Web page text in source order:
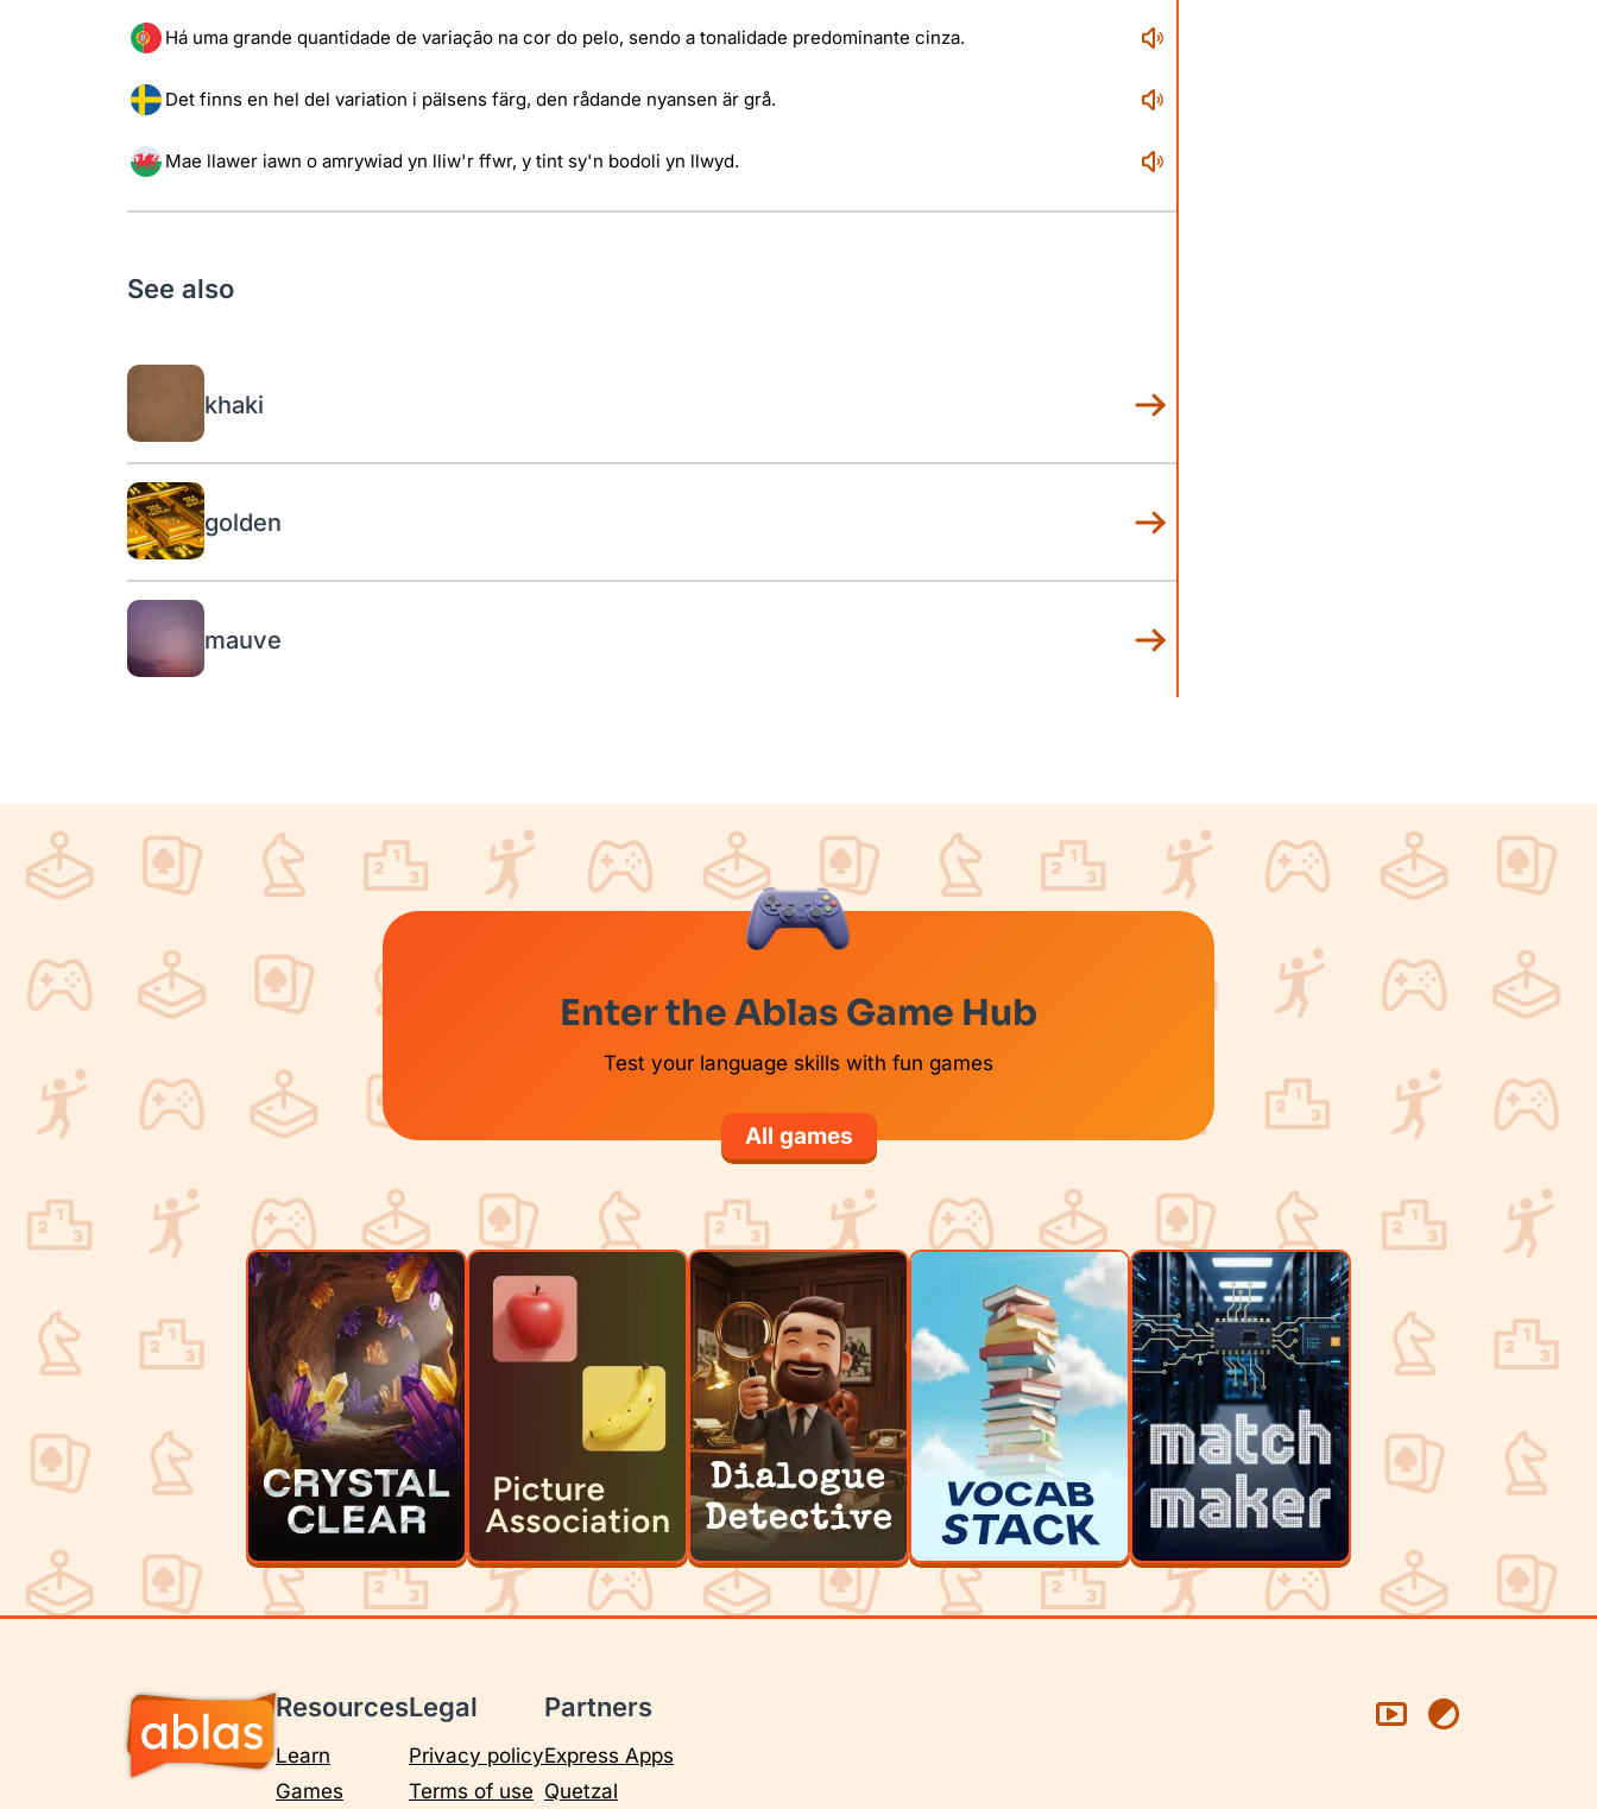
Há uma grande quantidade de variação na cor do pelo, sendo a tonalidade predominante cinza.
Det finns en hel del variation i pälsens färg, den rådande nyansen är grå.
Mae llawer iawn o amrywiad yn lliw'r ffwr, y tint sy'n bodoli yn llwyd.
See also
khaki
golden
mauve
Enter the Ablas Game Hub
Test your language skills with fun games
All games
Resources
Learn
Games
Legal
Privacy policy
Terms of use
Partners
Express Apps
Quetzal